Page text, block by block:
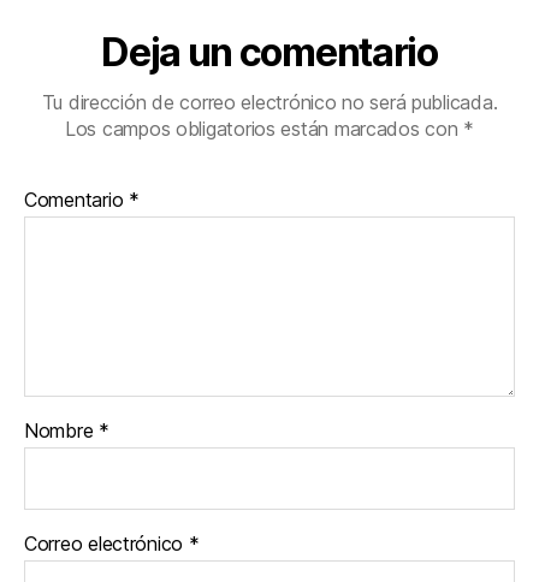
Deja un comentario
Tu dirección de correo electrónico no será publicada.
Los campos obligatorios están marcados con *
Comentario *
Nombre *
Correo electrónico *